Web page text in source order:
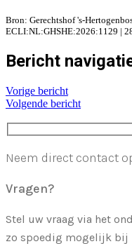
Bron: Gerechtshof 's-
ECLI:NL:GHSHE:2026:1129 |
Bericht
Vorige bericht
Volgende bericht
Neem direct contact
Vragen?
Stel uw vraag via het
zo spoedig mogelijk bij